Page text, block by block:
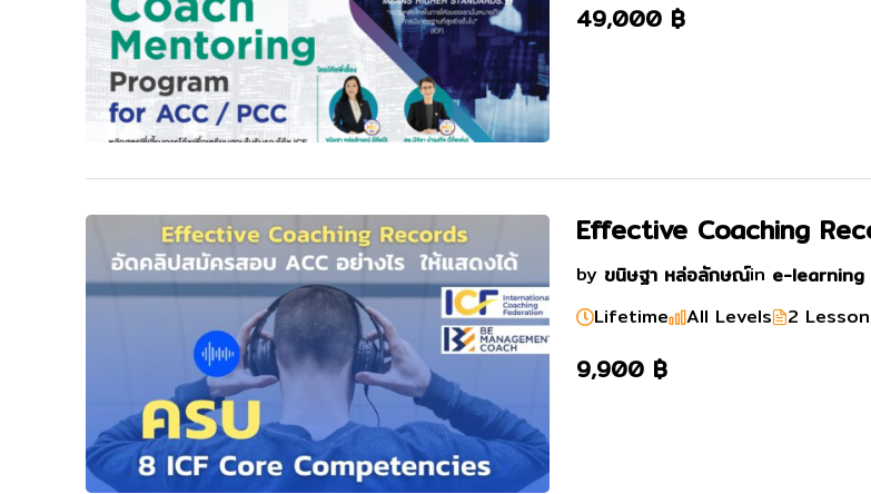
49,000 ฿
Effective Coaching
by ขนิษฐา หล่อลักษณ์in e-learning
Lifetime
All Levels 2
9,900 ฿